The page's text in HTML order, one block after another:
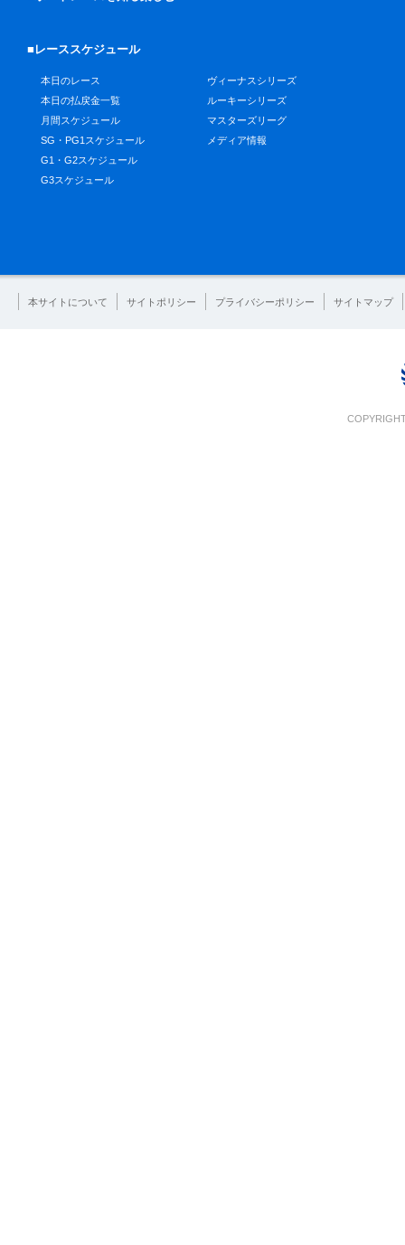
■レーススケジュール
本日のレース
本日の払戻金一覧
月間スケジュール
SG・PG1スケジュール
G1・G2スケジュール
G3スケジュール
ヴィーナスシリーズ
ルーキーシリーズ
マスターズリーグ
メディア情報
本サイトについて サイトポリシー プライバシーポリシー サイトマップ